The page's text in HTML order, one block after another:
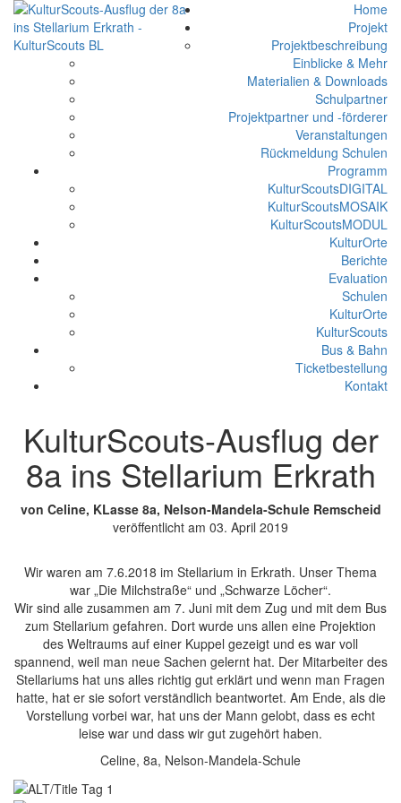
Home
Projekt
Projektbeschreibung
Einblicke & Mehr
Materialien & Downloads
Schulpartner
Projektpartner und -förderer
Veranstaltungen
Rückmeldung Schulen
Programm
KulturScoutsDIGITAL
KulturScoutsMOSAIK
KulturScoutsMODUL
KulturOrte
Berichte
Evaluation
Schulen
KulturOrte
KulturScouts
Bus & Bahn
Ticketbestellung
Kontakt
KulturScouts-Ausflug der
8a ins Stellarium Erkrath
von Celine, KLasse 8a, Nelson-Mandela-Schule Remscheid
veröffentlicht am 03. April 2019
Wir waren am 7.6.2018 im Stellarium in Erkrath. Unser Thema
war „Die Milchstraße“ und „Schwarze Löcher“.
Wir sind alle zusammen am 7. Juni mit dem Zug und mit dem Bus
zum Stellarium gefahren. Dort wurde uns allen eine Projektion
des Weltraums auf einer Kuppel gezeigt und es war voll
spannend, weil man neue Sachen gelernt hat. Der Mitarbeiter des
Stellariums hat uns alles richtig gut erklärt und wenn man Fragen
hatte, hat er sie sofort verständlich beantwortet. Am Ende, als die
Vorstellung vorbei war, hat uns der Mann gelobt, dass es echt
leise war und dass wir gut zugehört haben.
Celine, 8a, Nelson-Mandela-Schule